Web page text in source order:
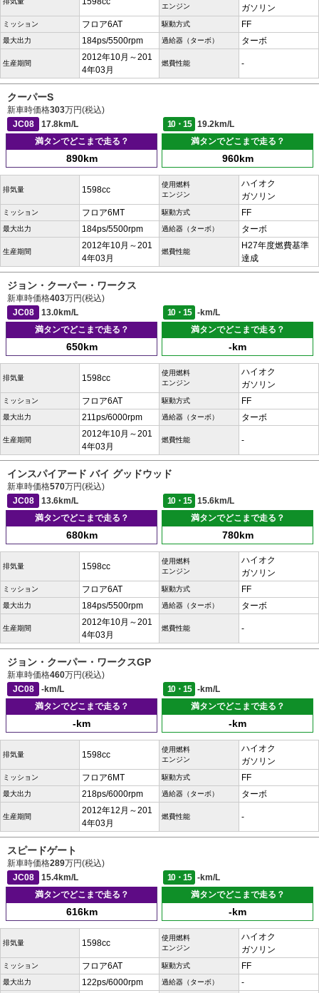
エンジン
ガソリン
ミッション フロア6AT 駆動方式 FF
最大出力 184ps/5500rpm 過給器（ターボ） ターボ
生産期間
2012年10月～201
4年03月
燃費性能 -
クーパーS
新車時価格303万円(税込)
JC08
17.8km/L 10・15
19.2km/L
満タンでどこまで走る？
890km
満タンでどこまで走る？
960km
排気量 1598cc
使用燃料
エンジン
ハイオク
ガソリン
ミッション フロア6MT 駆動方式 FF
最大出力 184ps/5500rpm 過給器（ターボ） ターボ
生産期間
2012年10月～201
4年03月
燃費性能
H27年度燃費基準
達成
ジョン・クーパー・ワークス
新車時価格403万円(税込)
JC08
13.0km/L 10・15
-km/L
満タンでどこまで走る？
650km
満タンでどこまで走る？
-km
排気量 1598cc
使用燃料
エンジン
ハイオク
ガソリン
ミッション フロア6AT 駆動方式 FF
最大出力 211ps/6000rpm 過給器（ターボ） ターボ
生産期間
2012年10月～201
4年03月
燃費性能 -
インスパイアード バイ グッドウッド
新車時価格570万円(税込)
JC08
13.6km/L 10・15
15.6km/L
満タンでどこまで走る？
680km
満タンでどこまで走る？
780km
排気量 1598cc
使用燃料
エンジン
ハイオク
ガソリン
ミッション フロア6AT 駆動方式 FF
最大出力 184ps/5500rpm 過給器（ターボ） ターボ
生産期間
2012年10月～201
4年03月
燃費性能 -
ジョン・クーパー・ワークスGP
新車時価格460万円(税込)
JC08
-km/L 10・15
-km/L
満タンでどこまで走る？
-km
満タンでどこまで走る？
-km
排気量 1598cc
使用燃料
エンジン
ハイオク
ガソリン
ミッション フロア6MT 駆動方式 FF
最大出力 218ps/6000rpm 過給器（ターボ） ターボ
生産期間
2012年12月～201
4年03月
燃費性能 -
スピードゲート
新車時価格289万円(税込)
JC08
15.4km/L 10・15
-km/L
満タンでどこまで走る？
616km
満タンでどこまで走る？
-km
排気量 1598cc
使用燃料
エンジン
ハイオク
ガソリン
ミッション フロア6AT 駆動方式 FF
最大出力 122ps/6000rpm 過給器（ターボ） -